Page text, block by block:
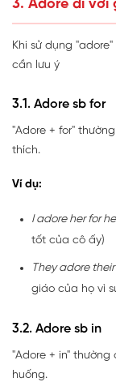
3. Adore đi với
Khi sử dụng
cần lưu ý
3.1. Adore sb for
"Adore + for"
thích.
Ví dụ:
I adore her for
tốt của cô ấy)
They adore
giáo của họ vì
3.2. Adore sb in
"Adore + in"
huống.